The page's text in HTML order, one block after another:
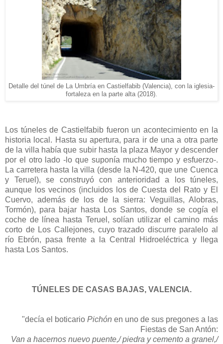
Detalle del túnel de La Umbría en Castielfabib (Valencia), con la iglesia-
fortaleza en la parte alta (2018).
Los túneles de Castielfabib fueron un acontecimiento en la
historia local. Hasta su apertura, para ir de una a otra parte
de la villa había que subir hasta la plaza Mayor y descender
por el otro lado -lo que suponía mucho tiempo y esfuerzo-.
La carretera hasta la villa (desde la N-420, que une Cuenca
y Teruel), se construyó con anterioridad a los túneles,
aunque los vecinos (incluidos los de Cuesta del Rato y El
Cuervo, además de los de la sierra: Veguillas, Alobras,
Tormón), para bajar hasta Los Santos, donde se cogía el
coche de línea hasta Teruel, solían utilizar el camino más
corto de Los Callejones, cuyo trazado discurre paralelo al
río Ebrón, pasa frente a la Central Hidroeléctrica y llega
hasta Los Santos.
TÚNELES DE CASAS BAJAS, VALENCIA.
"decía el boticario Pichón en uno de sus pregones a las
Fiestas de San Antón:
Van a hacernos nuevo puente,/piedra y cemento a granel,/